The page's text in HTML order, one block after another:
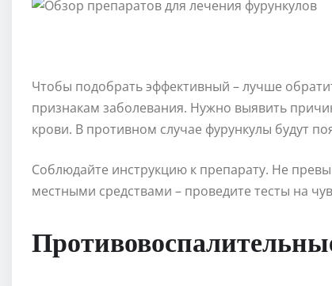
Чтобы подобрать эффективный – лучше
признакам заболевания. Нужно выявить
крови. В противном случае фурункулы будут
Соблюдайте инструкцию к препарату. Не
местными средствами – проведите тесты на